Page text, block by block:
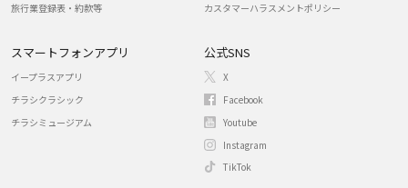
旅行業登録表・約款等
カスタマーハラスメントポリシー
スマートフォンアプリ
イープラスアプリ
チラシクラシック
チラシミュージアム
公式SNS
X
Facebook
Youtube
Instagram
TikTok